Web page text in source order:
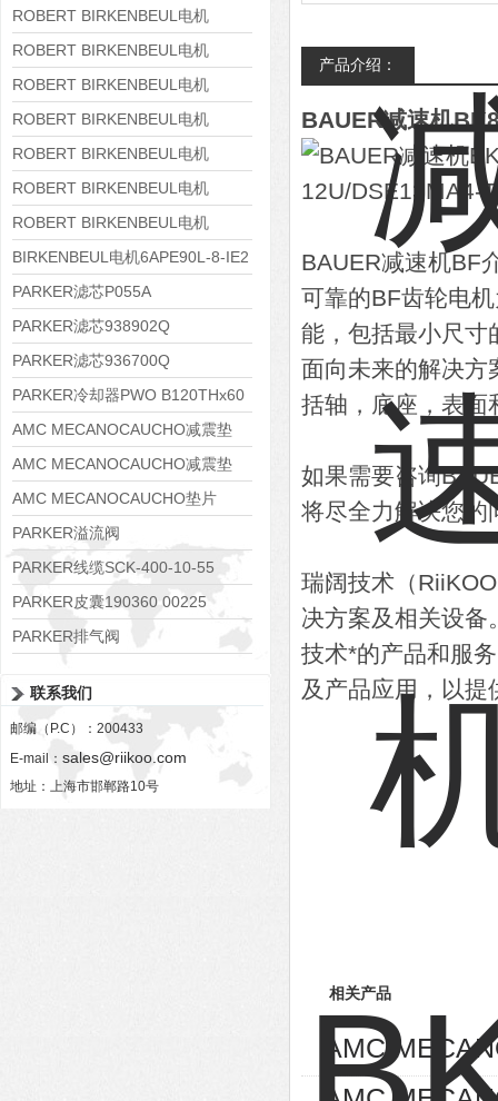
8APE225M-4-IE3
ROBERT BIRKENBEUL电机
8APE180L-4 IE3
ROBERT BIRKENBEUL电机
8APE160M-6 IE3
ROBERT BIRKENBEUL电机
8APE160L-4-IE3
ROBERT BIRKENBEUL电机
8APE112M-6K-IE3
ROBERT BIRKENBEUL电机
8APE100L-2 IE3
ROBERT BIRKENBEUL电机
8APE90S-4 IE3
ROBERT BIRKENBEUL电机
8APE80M-2K-IE3
BIRKENBEUL电机6APE90L-8-IE2
PARKER滤芯P055A
PARKER滤芯938902Q
PARKER滤芯936700Q
PARKER冷却器PWO B120THx60
AMC MECANOCAUCHO减震垫
138552
AMC MECANOCAUCHO减震垫
138551
AMC MECANOCAUCHO垫片
608074
PARKER溢流阀
RE06M35W2N1KWXG087
PARKER线缆SCK-400-10-55
PARKER皮囊190360 00225
PARKER排气阀
联系我们
邮编（P.C）：200433
E-mail： sales@riikoo.com
地址：上海市邯郸路10号
产品介绍：
BAUER减速机
BAUER减速机BF
可靠的BF齿轮电
能，包括最小尺寸
面向未来的解决方
括轴，底座，表面
如果需要咨询
将尽全力解决您的
瑞阔技术（
决方案及相关设备
技术*的产品和服
及产品应用，以提
相关产品
AMC